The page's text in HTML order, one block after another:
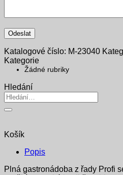
Katalogové číslo: M-23040
Kategorie
Žádné rubriky
Hledání
Hledat:
Košík
Popis
Plná gastronádoba z řady Profi